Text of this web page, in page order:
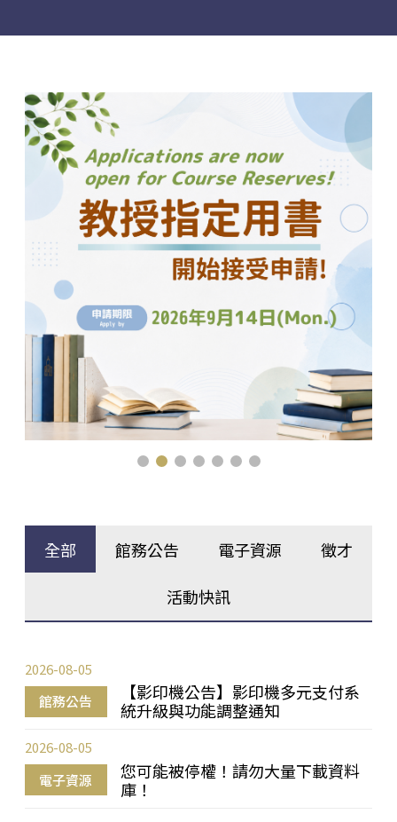
全部 館務公告 電子資源 徵才
活動快訊
館務公告
【影印機公告】影印機多元支付系
統升級與功能調整通知
2026-08-05
電子資源
您可能被停權！請勿大量下載資料
庫！
2026-08-05